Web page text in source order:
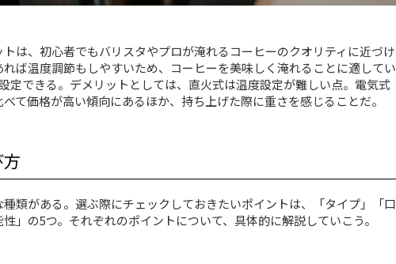
は、初心者でもバリスタやプロが淹れるコーヒーのクオリティに近づけ
ば温度調節もしやすいため、コーヒーを美味しく淹れることに適してい
定できる。デメリットとしては、直火式は温度設定が難しい点。電気式
て価格が高い傾向にあるほか、持ち上げた際に重さを感じることだ。
類がある。選ぶ際にチェックしておきたいポイントは、「タイプ」「口
」の5つ。それぞれのポイントについて、具体的に解説していこう。